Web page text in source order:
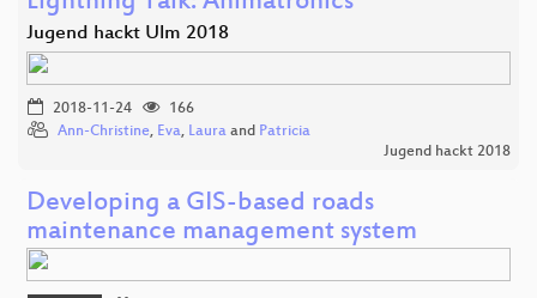
Jugend hackt Ulm 2018
2018-11-24
166
Ann-Christine, Eva, Laura and Patricia
Jugend hackt 2018
Developing a GIS-based roads
maintenance management system